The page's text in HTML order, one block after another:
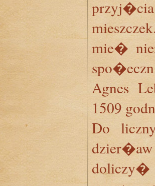
przyj�cia
mie�
Agnes
1509
Do
doliczy�